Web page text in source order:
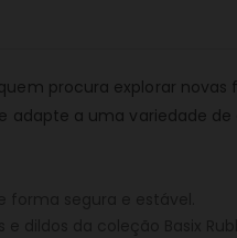
procura explorar
a uma variedade de